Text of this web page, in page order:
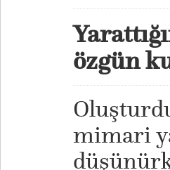
özgün
mimari